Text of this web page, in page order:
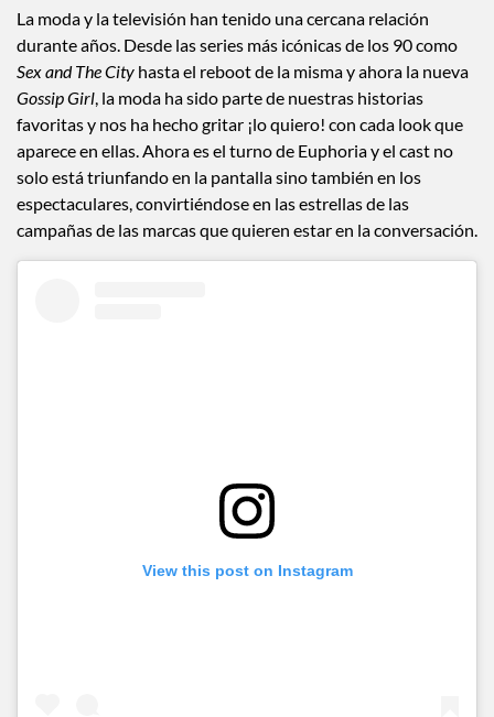
La moda y la televisión han tenido una cercana relación
durante años. Desde las series más icónicas de los 90 como
Sex and TheCity hasta el reboot de la misma y ahora la nueva
Gossip Girl, la moda ha sido parte de nuestras historias
favoritas y nos ha hecho gritar ¡lo quiero! con cada look que
aparece en ellas. Ahora es el turno de Euphoria y el cast no
solo está triunfando en la pantalla sino también en los
espectaculares, convirtiéndose en las estrellas de las
campañas de las marcas que quieren estar en la conversación.
View this post on Instagram